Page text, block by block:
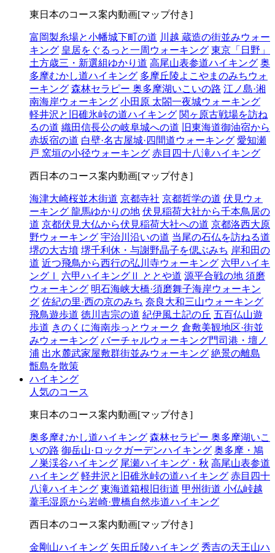
東日本のコース案内動画[マップ付き]
富岡製糸場と小幡城下町の道 川越 蔵造の街並みウォー
キング 皇居をぐるっと一周ウォーキング 東京「日野」
土方歳三・新選組ゆかり道 高尾山表参道ハイキング 奥
多摩むかし道ハイキング 多摩丘陵よこやまのみちウォ
ーキング 森林セラピー 奥多摩湖いこいの路 江ノ島·湘
南海岸ウォーキング 小田原 太閤一夜城ウォーキング
軽井沢と旧碓氷峠の道ハイキング 関ヶ原古戦場を訪ね
るの道 織田信長公の岐阜城への道
旧東海道御油宿から
赤坂宿の道 白壁·名古屋城·四間道ウォーキング 愛知瀬
戸 窯垣の小径ウォーキング 赤目四十八滝ハイキング
西日本のコース案内動画[マップ付き]
海津大崎桜並木街道 京都寺社 京都哲学の道 伏見ウォ
ーキング 龍馬ゆかりの地 伏見稲荷大社から千本鳥居の
道 京都伏見大仏から伏見稲荷大社への道 京都洛西大原
野ウォーキング 宇治川沿いの道 当尾の石仏を訪ねる道
堺の大古墳 堺千利休・与謝野晶子を偲ぶみち 岸和田の
道 近つ飛鳥から西行の弘川寺ウォーキング 六甲ハイキ
ングⅠ
六甲ハイキングⅡ ととや道 源平合戦の地 須磨
ウォーキング 明石海峡大橋·須磨舞子海岸ウォーキン
グ 佐紀の里·西の京のみち 奈良大和三山ウォーキング
飛鳥遊歩道 徳川吉宗の道 紀伊風土記の丘 五百仏山遊
歩道 きのくに海南歩っとウォーク 倉敷美観地区·街並
みウォーキング バーチャルウォーキング門司港・壇ノ
浦 出水麓武家屋敷群街並みウォーキング 絶景の離島
甑島を散策
ハイキング
人気のコース
東日本のコース案内動画[マップ付き]
奥多摩むかし道ハイキング 森林セラピー 奥多摩湖いこ
いの路 御岳山·ロックガーデンハイキング 奥多摩・鳩
ノ巣渓谷ハイキング 尾瀬ハイキング・秋 高尾山表参道
ハイキング 軽井沢と旧碓氷峠の道ハイキング 赤目四十
八滝ハイキング 東海道箱根旧街道 甲州街道 小仏峠越
葦毛湿原から岩崎·豊橋自然歩道ハイキング
西日本のコース案内動画[マップ付き]
金剛山ハイキング 矢田丘陵ハイキング 秀吉の天王山ハ